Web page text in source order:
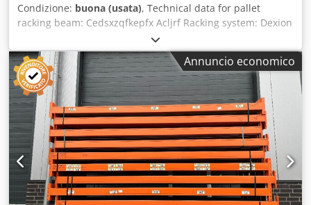
Condizione: buona (usata), Technical data for pallet
racking beam: Cedsxzqfkepfx Acljrf Racking system: Dexion
Type: Speedlock Super 4 Scope of delivery includes: 01x
Pallet racking beam, used Material finish: Sendzimir
galvanized Beam type: SLB 110 Box section: 110 x 50 mm
Connector: 4 HK (hooks) Clear span: 2,995 mm 02x Safety
pins, used Version: fully galvanized For securing the cross
beams against unintentional lifting Your contacts at our
company: Mr. Andre Evering Mr. Mario Klöver Mr. Falk
Deutsch General information about the item: This item is
offered for collection only. If transport or shipping of this
item is required, additional costs will apply. These can be
requested separately from us depending on the place of
delivery and the scope of delivery.
Annuncio economico